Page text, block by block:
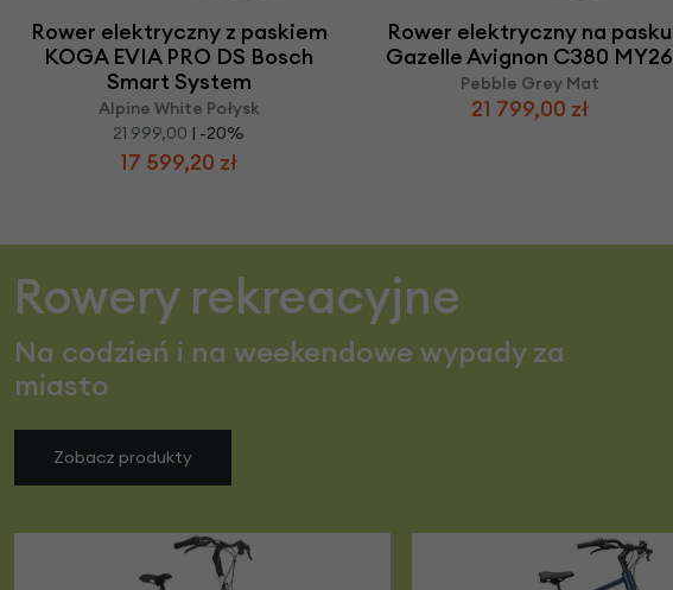
Rower elektryczny z paskiem
KOGA EVIA PRO DS Bosch
Smart System
Alpine White Połysk
21 999,00 | -20%
17 599,20 zł
Rower elektryczny na pasku
Gazelle Avignon C380 MY26
Pebble Grey Mat
21 799,00 zł
Rowery rekreacyjne
Na codzień i na weekendowe wypady za
miasto
Zobacz produkty